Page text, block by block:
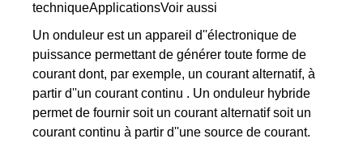
techniqueApplicationsVoir aussi
Un onduleur est un appareil d''électronique de
puissance permettant de générer toute forme de
courant dont, par exemple, un courant alternatif, à
partir d''un courant continu . Un onduleur hybride
permet de fournir soit un courant alternatif soit un
courant continu à partir d''une source de courant.